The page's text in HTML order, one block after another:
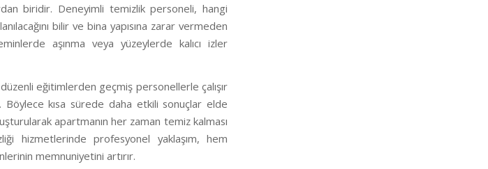
biridir. Deneyimli temizlik personeli, hangi
bilir ve bina yapısına zarar vermeden
aşınma veya yüzeylerde kalıcı izler
eğitimlerden geçmiş personellerle çalışır
Böylece kısa sürede daha etkili sonuçlar elde
apartmanın her zaman temiz kalması
hizmetlerinde profesyonel yaklaşım, hem
memnuniyetini artırır.